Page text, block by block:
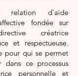
relation d'aide
fondée sur
créatrice
et respectueuse.
pour qui se permet
dans ce processus
personnelle et